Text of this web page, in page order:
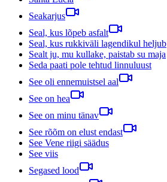
Seakarjus
Seal, kus lõpeb asfalt
Seal, kus rukkiväli lagendikul heljub
Sealt ju, mu kullake, paistab su maja
Seda paati pole tehtud linnuluust
See oli ennemuistsel aal
See on hea
See on minu tänav
See rõõm on elust endast
See Vene riigi säädus
See viis
Segased lood